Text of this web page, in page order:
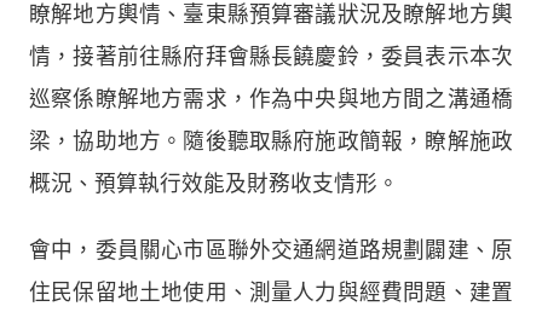
瞭解地方輿情、臺東縣預算審議狀況及瞭解地方輿
情，接著前往縣府拜會縣長饒慶鈴，委員表示本次
巡察係瞭解地方需求，作為中央與地方間之溝通橋
梁，協助地方。隨後聽取縣府施政簡報，瞭解施政
概況、預算執行效能及財務收支情形。
會中，委員關心市區聯外交通網道路規劃闢建、原
住民保留地土地使用、測量人力與經費問題、建置